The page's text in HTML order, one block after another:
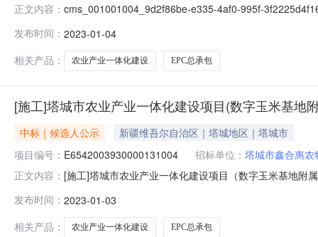
正文内容： cms_001001004_9d2f86be-e335-4af0-995f-
总承包塔城市农业产业一体化建设项目（数字玉米基地
发布时间： 2023-01-04
相关产品：
农业产业一体化建设 EPC总承包
[施工]塔城市农业产业一体化建设项目(数字玉米基地
中标｜候选人公示
新疆维吾尔自治区｜塔城地区｜塔城市
项目编号： E6542003930000131004 招标单位： 塔城市鑫合惠
正文内容： [施工]塔城市农业产业一体化建设项目（数字玉米基地附
设项目（数字玉米基地附属设施建设项目）EPC(设计-采
计、施工
发布时间： 2023-01-03
相关产品：
农业产业一体化建设 EPC总承包